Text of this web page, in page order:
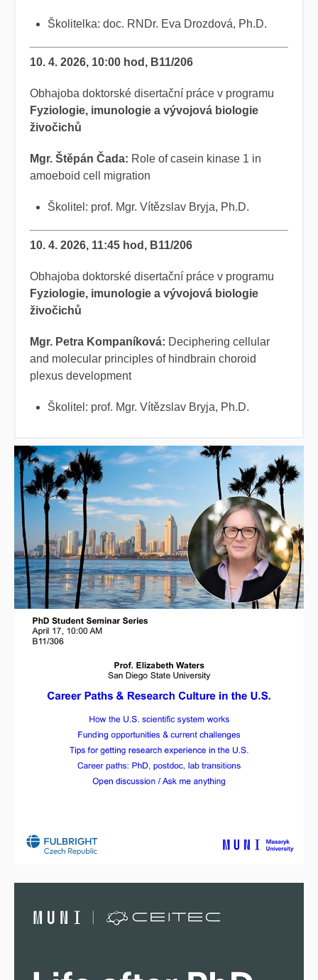
Školitelka: doc. RNDr. Eva Drozdová, Ph.D.
10. 4. 2026, 10:00 hod, B11/206
Obhajoba doktorské disertační práce v programu
Fyziologie, imunologie a vývojová biologie
živočichů
Mgr. Štěpán Čada: Role of casein kinase 1 in
amoeboid cell migration
Školitel: prof. Mgr. Vítězslav Bryja, Ph.D.
10. 4. 2026, 11:45 hod, B11/206
Obhajoba doktorské disertační práce v programu
Fyziologie, imunologie a vývojová biologie
živočichů
Mgr. Petra Kompaníková: Deciphering cellular
and molecular principles of hindbrain choroid
plexus development
Školitel: prof. Mgr. Vítězslav Bryja, Ph.D.